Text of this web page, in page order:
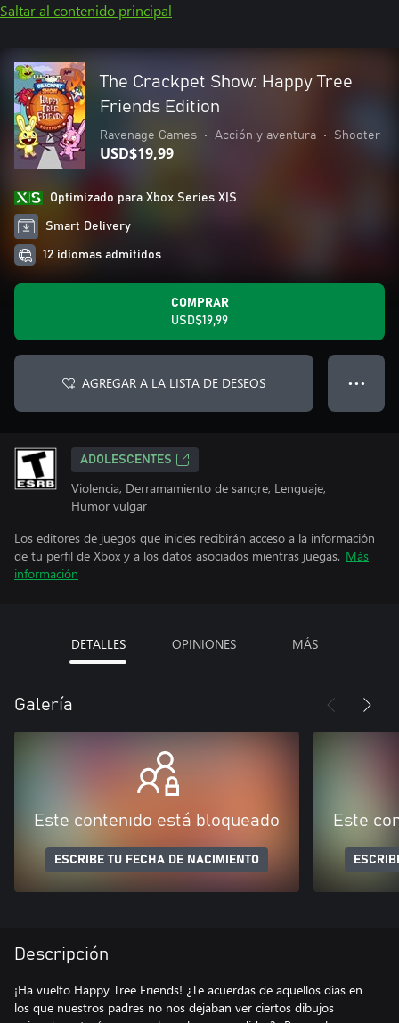
Saltar al contenido principal
The Crackpet Show: Happy Tree
Friends Edition
Ravenage Games • Acción y aventura • Shooter
USD$19,99
Optimizado para Xbox Series X|S
Smart Delivery
12 idiomas admitidos
COMPRAR
USD$19,99
AGREGAR A LA LISTA DE DESEOS ● ● ●
ADOLESCENTES
Violencia, Derramamiento de sangre, Lenguaje,
Humor vulgar
Los editores de juegos que inicies recibirán acceso a la información
de tu perfil de Xbox y a los datos asociados mientras juegas. Más
información
DETALLES OPINIONES MÁS
Galería
Este contenido está bloqueado
ESCRIBE TU FECHA DE NACIMIENTO
Este
Descripción
¡Ha vuelto Happy Tree Friends! ¿Te acuerdas de aquellos días en
los que nuestros padres no nos dejaban ver ciertos dibujos